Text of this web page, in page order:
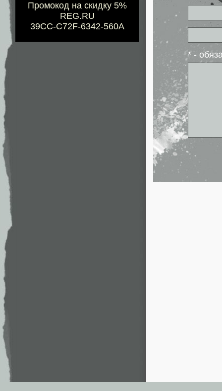
Промокод на скидку 5%
REG.RU
39CC-C72F-6342-560A
* -